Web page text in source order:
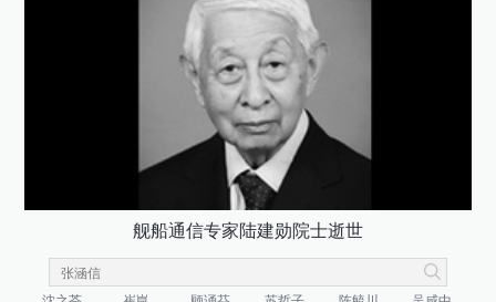
舰船通信专家陆建勋院士逝世